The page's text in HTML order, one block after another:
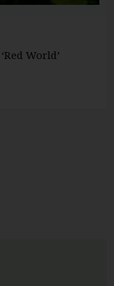
World’